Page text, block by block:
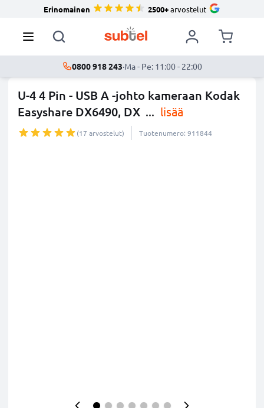
Erinomainen 2500+arvostelut
0800 918 243·Ma - Pe: 11:00 - 22:00
U-4 4 Pin - USB A -johto kameraan Kodak
Easyshare DX6490, DX ... lisää
(17 arvostelut) Tuotenumero: 911844